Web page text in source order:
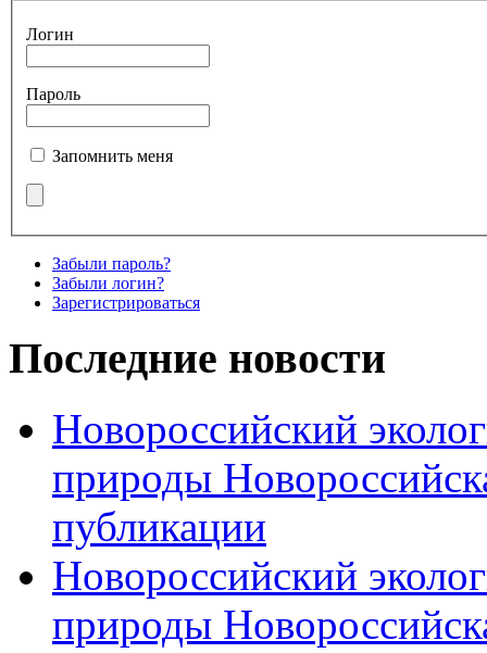
Логин
Пароль
Запомнить меня
Забыли пароль?
Забыли логин?
Зарегистрироваться
Последние новости
Новороссийский
природы
публикации
Новороссийский
природы